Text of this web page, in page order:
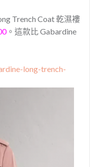
Trench Coat 乾濕褸
。這款比 Gabardine
long-trench-